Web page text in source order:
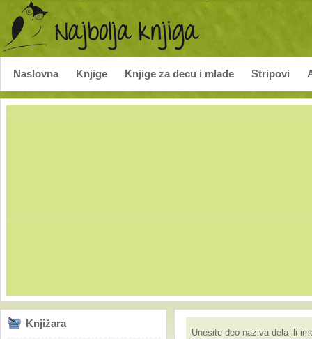
Naslovna Knjige Knjige za decu i mlade Stripovi
Unesite deo naziva dela ili
Knjižara